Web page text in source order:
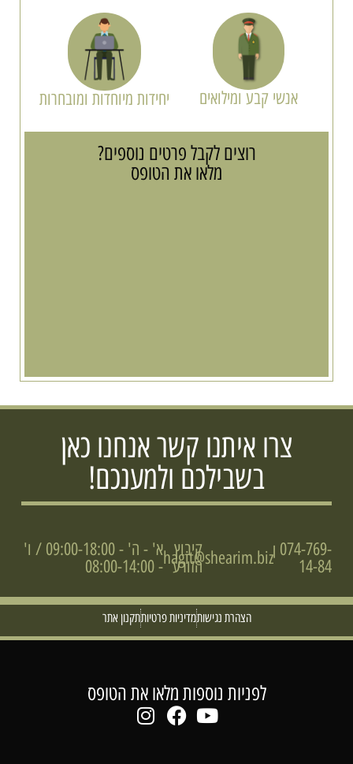
אנשי קבע ומילואים יחידות מיוחדות ומובחרות
רוצים לקבל פרטים נוספים?
מלאו את הטופס
צרו איתנו קשר אנחנו כאן
בשבילכם ולמענכם!
074-769-
14-84
|
hagit@shearim.biz
קיבוץ
הזורע
א' - ה' - 09:00-18:00 / ו'
- 08:00-14:00
הצהרת נגישותמדיניות פרטיותתקנון אתר
לפניות נוספות מלאו את הטופס